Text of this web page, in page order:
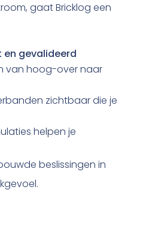
gaat Bricklog een
en gevalideerd
van hoog-over naar
zichtbaar die je
helpen je
beslissingen in